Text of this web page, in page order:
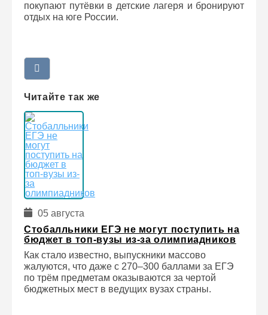
покупают путёвки в детские лагеря и бронируют
отдых на юге России.
Читайте так же
05 августа
Стобалльники ЕГЭ не могут поступить на
бюджет в топ-вузы из-за олимпиадников
Как стало известно, выпускники массово
жалуются, что даже с 270–300 баллами за ЕГЭ
по трём предметам оказываются за чертой
бюджетных мест в ведущих вузах страны.